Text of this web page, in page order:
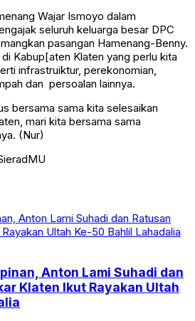
Wajar Ismoyo dalam
seluruh keluarga besar DPC
pasangan Hamenang-Benny.
Kabup[aten Klaten yang perlu kita
infrastruiktur, perekonomian,
dan persoalan lainnya.
bersama sama kita selesaikan
mari kita bersama sama
(Nur)
Anton Lami Suhadi dan
Klaten Ikut Rayakan Ultah